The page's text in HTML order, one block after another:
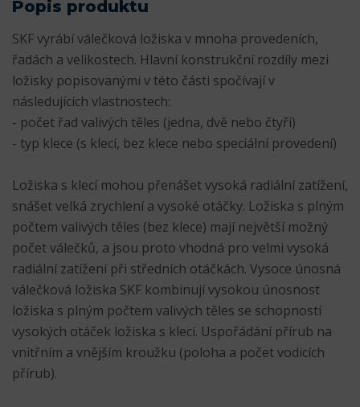
Popis produktu
SKF vyrábí válečková ložiska v mnoha provedeních,
řadách a velikostech. Hlavní konstrukční rozdíly mezi
ložisky popisovanými v této části spočívají v
následujících vlastnostech:
- počet řad valivých těles (jedna, dvě nebo čtyři)
- typ klece (s klecí, bez klece nebo speciální provedení)
Ložiska s klecí mohou přenášet vysoká radiální zatížení,
snášet velká zrychlení a vysoké otáčky. Ložiska s plným
počtem valivých těles (bez klece) mají největší možný
počet válečků, a jsou proto vhodná pro velmi vysoká
radiální zatížení při středních otáčkách. Vysoce únosná
válečková ložiska SKF kombinují vysokou únosnost
ložiska s plným počtem valivých těles se schopností
vysokých otáček ložiska s klecí. Uspořádání přírub na
vnitřním a vnějším kroužku (poloha a počet vodicích
přírub).